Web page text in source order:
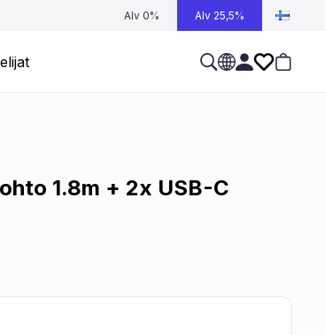
Alv 0% Alv 25,5%
1.8m + 2x USB-C